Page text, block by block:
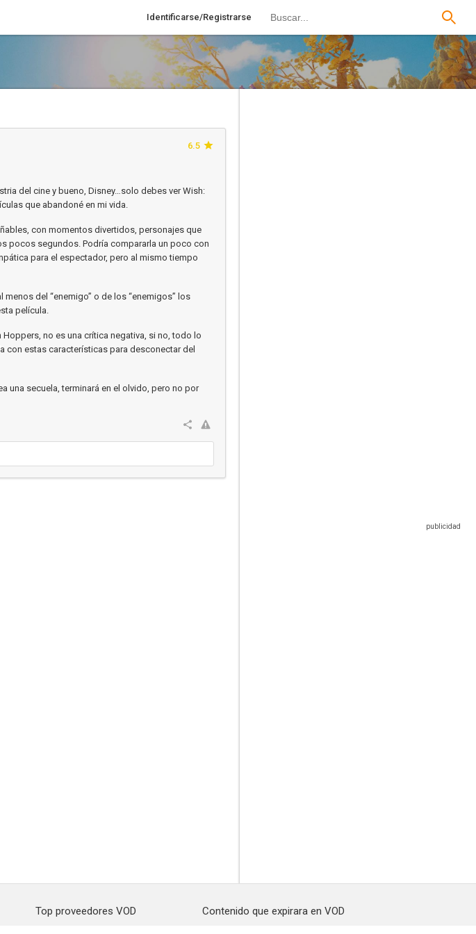
Identificarse/Registrarse
6.5
del cine y bueno, Disney…solo debes ver Wish:
que abandoné en mi vida.
con momentos divertidos, personajes que
pocos segundos. Podría compararla un poco con
para el espectador, pero al mismo tiempo
del “enemigo” o de los “enemigos” los
película.
no es una crítica negativa, si no, todo lo
con estas características para desconectar del
una secuela, terminará en el olvido, pero no por
Top proveedores VOD
Contenido que expirara en VOD